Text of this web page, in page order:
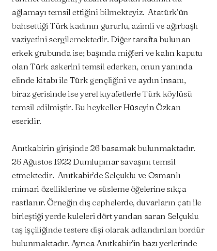
ağlamayı temsil ettiğini bilmekteyiz. Atatürk’ün
bahsettiği Türk kadının gururlu, azimli ve ağırbaşlı
vaziyetini sergilemektedir. Diğer tarafta bulunan
erkek grubunda ise; başında miğferi ve kalın kaputu
olan Türk askerini temsil ederken, onun yanında
elinde kitabı ile Türk gençliğini ve aydın insanı,
biraz gerisinde ise yerel kıyafetlerle Türk köylüsü
temsil edilmiştir. Bu heykeller Hüseyin Özkan
eseridir.
Anıtkabirin girişinde 26 basamak bulunmaktadır.
26 Ağustos 1922 Dumlupınar savaşını temsil
etmektedir. Anıtkabir’de Selçuklu ve Osmanlı
mimari özelliklerine ve süsleme öğelerine sıkça
rastlanır. Örneğin dış cephelerde, duvarların çatı ile
birleştiği yerde kuleleri dört yandan saran Selçuklu
taş işçiliğinde testere dişi olarak adlandırılan bordür
bulunmaktadır. Ayrıca Anıtkabir’in bazı yerlerinde